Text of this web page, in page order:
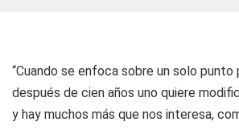
“Cuando se enfoca sobre un solo punto
después de cien años uno quiere
y hay muchos más que nos interesa,